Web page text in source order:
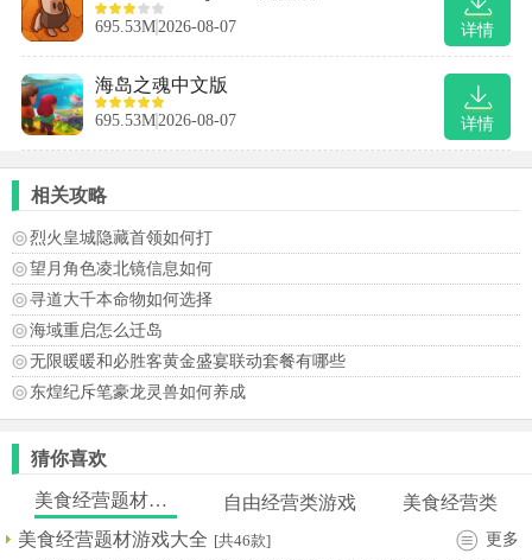
详情
695.53M2026-08-07
详情
海岛之魂中文版
695.53M2026-08-07
相关攻略
烈火皇城隐藏首领如何打
望月角色凌北镜信息如何
寻道大千本命物如何选择
海域重启怎么迁岛
无限暖暖和必胜客黄金盛宴联动套餐有哪些
东煌纪斥笔豪龙灵兽如何养成
猜你喜欢
美食经营题材游戏大全 自由经营类游戏
美食经营类
美食经营题材游戏大全 [共46款] 更多